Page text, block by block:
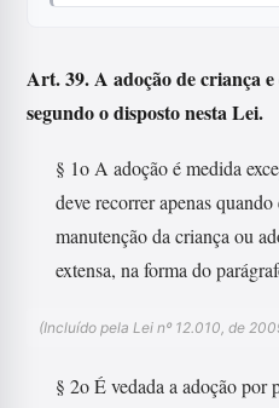
Art. 39. A adoção de criança e
segundo o disposto nesta Lei.
§ 1o A adoção é medida
deve recorrer apenas
manutenção da criança ou
extensa, na forma do
(Incluído pela Lei nº 12.010, de
§ 2o É vedada a adoção por